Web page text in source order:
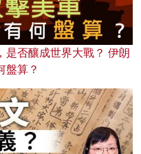
是否釀成世界大戰？ 伊朗
盤算？